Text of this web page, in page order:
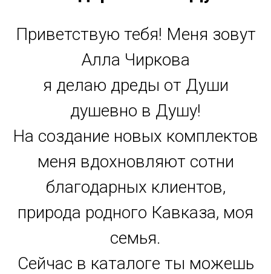
Приветствую тебя! Меня зовут
Алла Чиркова
я делаю дреды от Души
душевно в Душу!
На создание новых комплектов
меня вдохновляют сотни
благодарных клиентов,
природа родного Кавказа, моя
семья.
Сейчас в каталоге ты можешь